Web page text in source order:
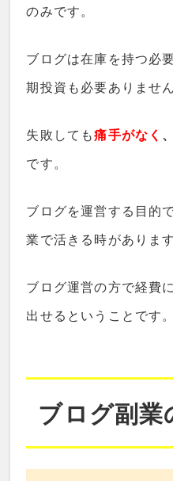
のみです。
ブログは在庫を持つ必
期投資も必要ありません
失敗しても痛手がなく 、
です。
ブログを運営する目的
業で活きる時があります
ブログ運営の方で経費
出せるということです。
ブログ副業